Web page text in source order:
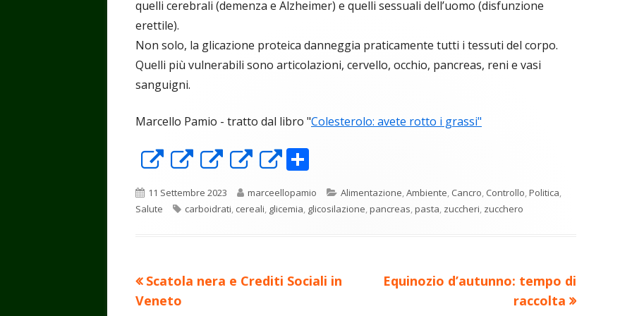
quelli cerebrali (demenza e Alzheimer) e quelli sessuali dell’uomo (disfunzione
erettile).
Non solo, la glicazione proteica danneggia praticamente tutti i tessuti del corpo.
Quelli più vulnerabili sono articolazioni, cervello, occhio, pancreas, reni e vasi
sanguigni.
Marcello Pamio - tratto dal libro "Colesterolo: avete rotto i grassi"
Apre
in
una
Apre
in
una
Apre
in
una
Apre
una
Apre
in
una
o
n
di
Pubblicato
11 Settembre 2023 Autore
marceellopamio Categorie
Alimentazione,Ambiente, Cancro, Controllo,Politica,
Salute
Tag
carboidrati, cereali, glicemia, glicosilazione,pancreas,pasta, zuccheri, zucchero
Navigazione
Precedente
articolo:
Scatola nera e Crediti Sociali in
Veneto
Nuovo
Equinozio d’autunno: tempo di
raccolta